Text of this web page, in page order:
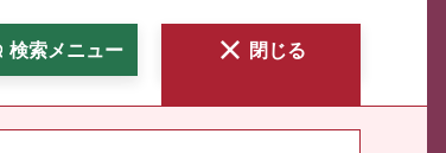
検索メニュー 閉じる